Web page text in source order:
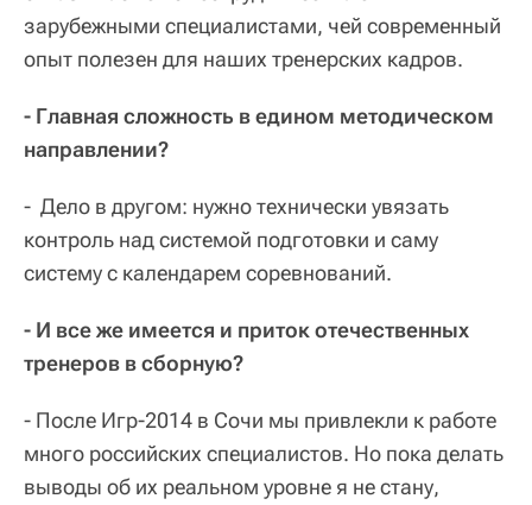
зарубежными специалистами, чей современный
опыт полезен для наших тренерских кадров.
- Главная сложность в едином методическом
направлении?
- Дело в другом: нужно технически увязать
контроль над системой подготовки и саму
систему с календарем соревнований.
- И все же имеется и приток отечественных
тренеров в сборную?
- После Игр-2014 в Сочи мы привлекли к работе
много российских специалистов. Но пока делать
выводы об их реальном уровне я не стану,